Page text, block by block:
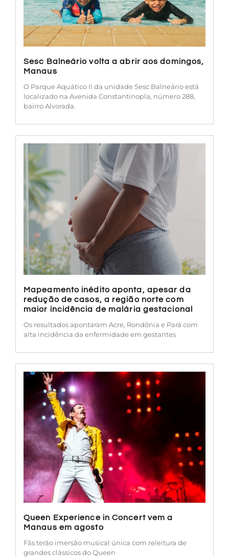
Sesc Balneário volta a abrir aos domingos,
Manaus
O Parque Aquático II da unidade Sesc Balneário está
localizado na Avenida Constantinopla, número 288,
bairro Alvorada.
Mapeamento inédito aponta, apesar da
redução de casos, a região norte com
maior incidência de malária gestacional
Os resultados apontaram Acre, Rondônia e Pará com
alta incidência da enfermidade em gestantes
Queen Experience in Concert vem a
Manaus em agosto
Fãs terão imersão musical única com releitura de
grandes clássicos do Queen